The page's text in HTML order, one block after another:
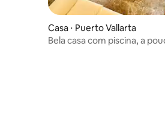
Casa ⋅ Puerto Vallarta
Bela casa com piscina, a